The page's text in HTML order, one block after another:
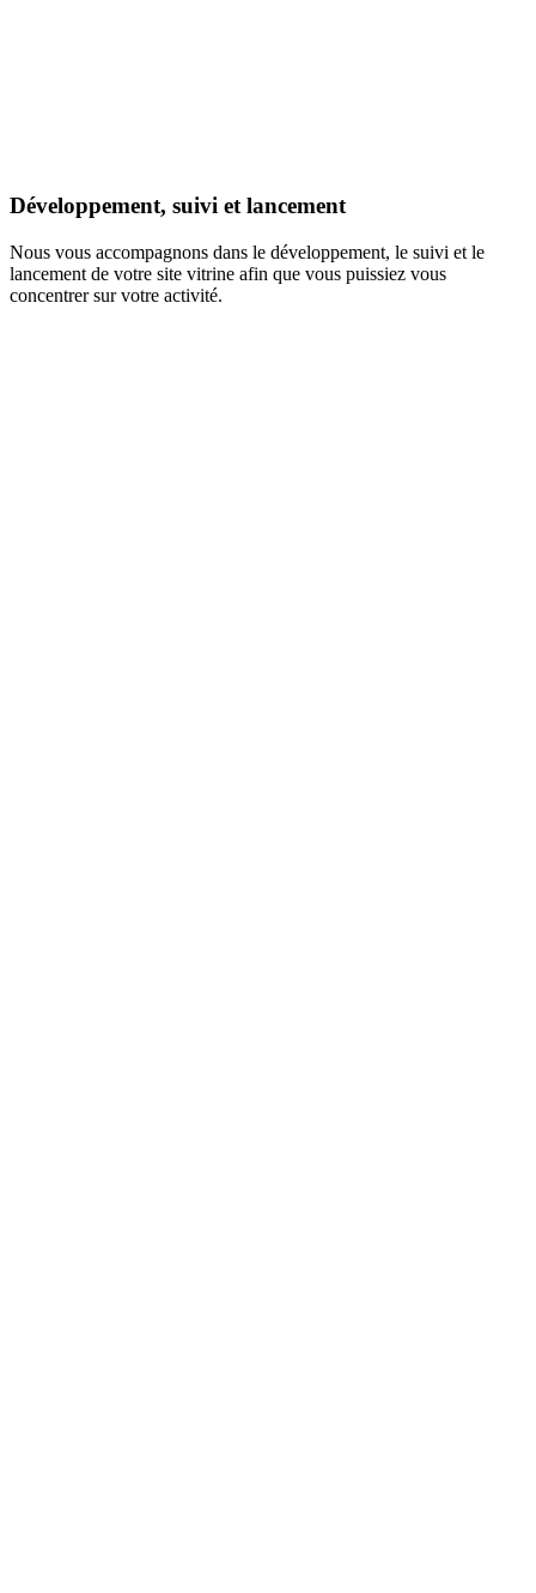
Développement, suivi et lancement
Nous vous accompagnons dans le développement, le suivi et le
lancement de votre site vitrine afin que vous puissiez vous
concentrer sur votre activité.